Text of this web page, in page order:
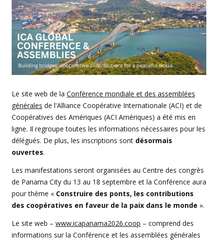
Le site web de la Conférence mondiale et des assemblées
générales de l'Alliance Coopérative Internationale (ACI) et de
Coopératives des Amériques (ACI Amériques) a été mis en
ligne. Il regroupe toutes les informations nécessaires pour les
délégués. De plus, les inscriptions sont désormais
ouvertes.
Les manifestations seront organisées au Centre des congrès
de Panama City du 13 au 18 septembre et la Conférence aura
pour thème « Construire des ponts, les contributions
des coopératives en faveur de la paix dans le monde ».
Le site web – www.icapanama2026.coop – comprend des
informations sur la Conférence et les assemblées générales